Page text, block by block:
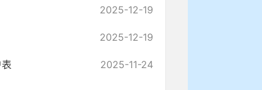
2025-12-19
2025-12-19
2025-11-24